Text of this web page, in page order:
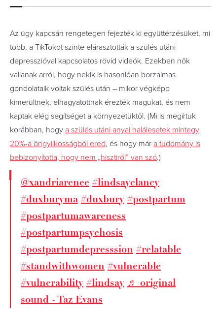
Az ügy kapcsán rengetegen fejezték ki együttérzésüket, mi
több, a TikTokot szinte elárasztották a szülés utáni
depresszióval kapcsolatos rövid videók. Ezekben nők
vallanak arról, hogy nekik is hasonlóan borzalmas
gondolataik voltak szülés után – mikor végképp
kimerültnek, elhagyatottnak érezték magukat, és nem
kaptak elég segítséget a környezetüktől. (Mi is megírtuk
korábban, hogy a szülés utáni anyai halálesetek mintegy
20%-a öngyilkosságból ered, és hogy már a tudomány is
bebizonyította, hogy nem „hisztiről” van szó.)
@xandriarenee #lindsayclancy
#duxburyma #duxbury #postpartum
#postpartumawareness
#postpartumpsychosis
#postpartumdepresssion #relatable
#standwithwomen #vulnerable
#vulnerability #lindsay ♬ original
sound - Taz Evans